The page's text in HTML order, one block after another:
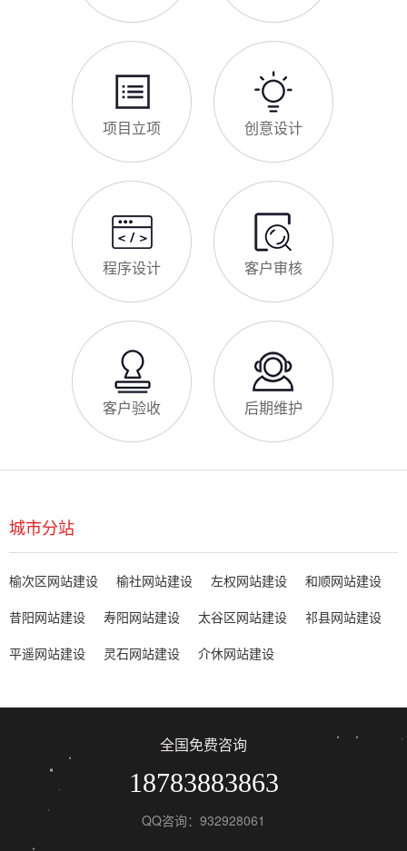
项目立项 创意设计
程序设计 客户审核
客户验收 后期维护
城市分站
榆次区网站建设 榆社网站建设 左权网站建设
和顺网站建设
昔阳网站建设
寿阳网站建设 太谷区网站建设
祁县网站建设
平遥网站建设
灵石网站建设 介休网站建设
全国免费咨询
18783883863
QQ咨询：932928061